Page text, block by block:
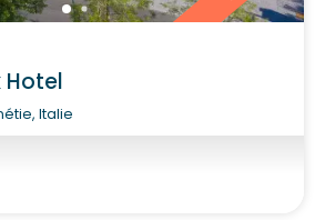
Hotel
Italie